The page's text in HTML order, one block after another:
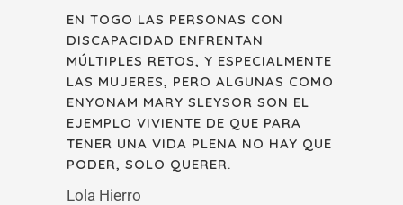
EN TOGO LAS PERSONAS CON
DISCAPACIDAD ENFRENTAN
MÚLTIPLES RETOS, Y ESPECIALMENTE
LAS MUJERES, PERO ALGUNAS COMO
ENYONAM MARY SLEYSOR SON EL
EJEMPLO VIVIENTE DE QUE PARA
TENER UNA VIDA PLENA NO HAY QUE
PODER, SOLO QUERER.
Lola Hierro